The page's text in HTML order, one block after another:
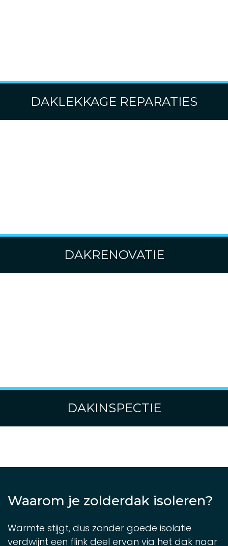
DAKLEKKAGE REPARATIES
DAKRENOVATIE
DAKINSPECTIE
Waarom je zolderdak isoleren?
Warmte stijgt, dus zonder goede isolatie
verdwijnt een flink deel ervan via het dak naar